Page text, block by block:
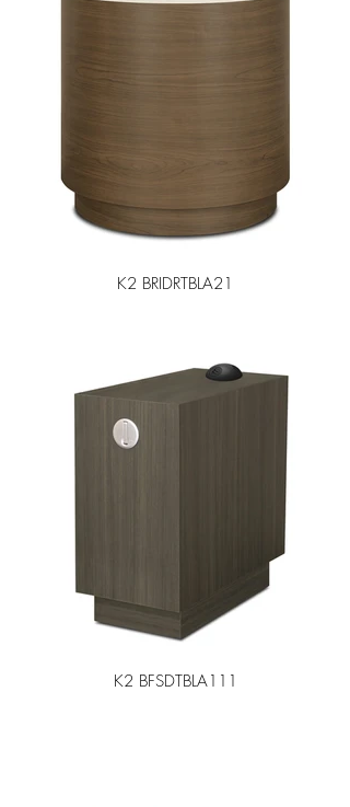
K2 BRIDRTBLA21
K2 BFSDTBLA111